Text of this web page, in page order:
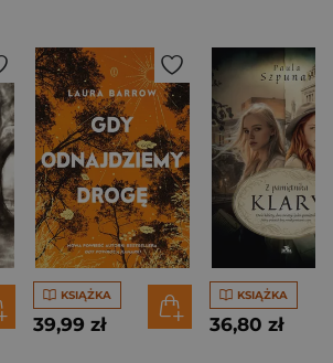
KSIĄŻKA
39,99 zł
KSIĄŻKA
36,80 zł